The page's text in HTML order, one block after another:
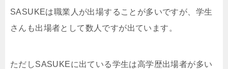
SASUKEは職業人が出場することが多いですが、学生
さんも出場者として数人ですが出ています。
ただしSASUKEに出ている学生は高学歴出場者が多い